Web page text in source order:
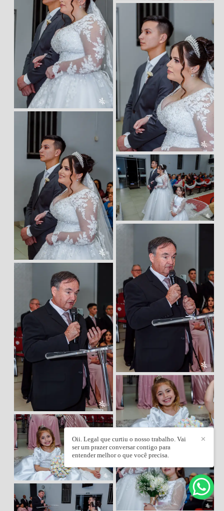
✕
Oii. Legal que curtiu o nosso trabalho. Vai
ser um prazer conversar contigo para
entender melhor o que você precisa.